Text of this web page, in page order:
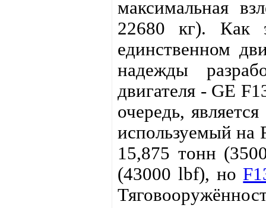
максимальная
22680 кг). Как
единственном
надежды
двигателя - GE
очередь,
используемый на
15,875 тонн
(43000 lbf), но